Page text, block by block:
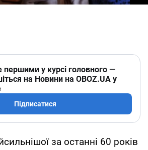
першими у курсі головного —
на Новини на OBOZ.UA у
Підписатися
за останні 60 років